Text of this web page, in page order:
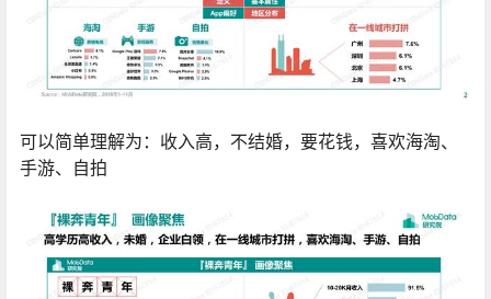
可以简单理解为：收入高，不结婚，要花钱，喜欢海淘、
手游、自拍